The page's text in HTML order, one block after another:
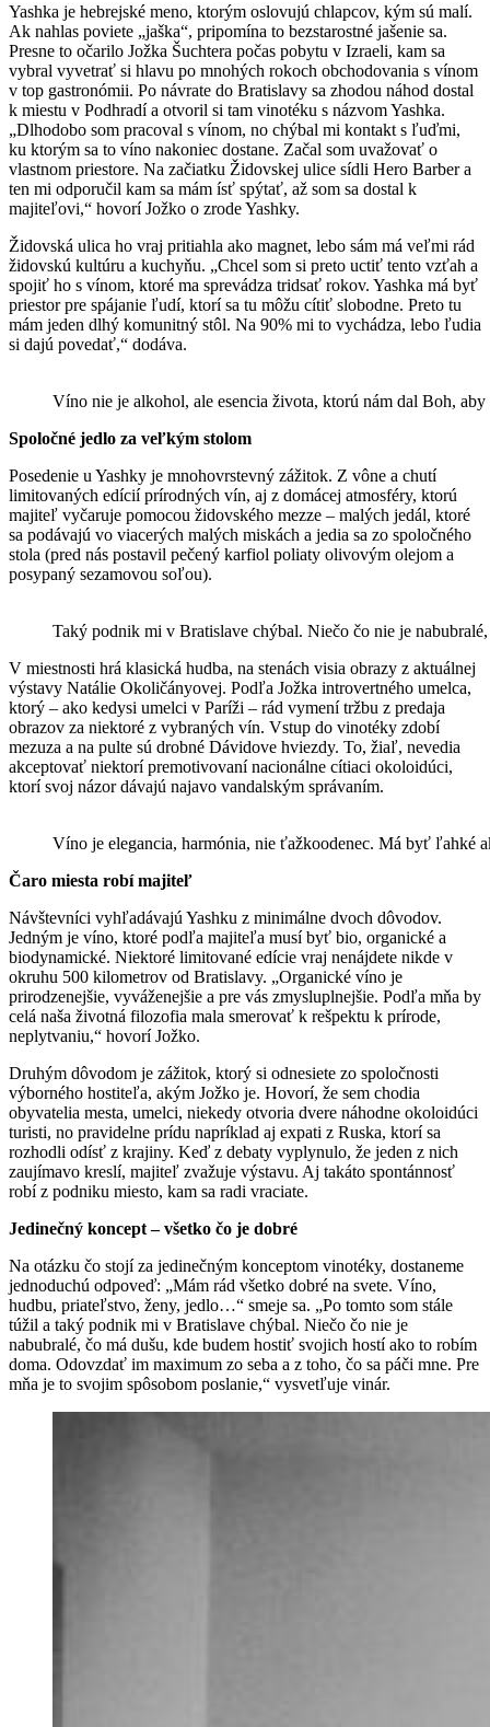
Yashka je hebrejské meno, ktorým oslovujú chlapcov, kým sú malí.
Ak nahlas poviete „jaška“, pripomína to bezstarostné jašenie sa.
Presne to očarilo Jožka Šuchtera počas pobytu v Izraeli, kam sa
vybral vyvetrať si hlavu po mnohých rokoch obchodovania s vínom
v top gastronómii. Po návrate do Bratislavy sa zhodou náhod dostal
k miestu v Podhradí a otvoril si tam vinotéku s názvom Yashka.
„Dlhodobo som pracoval s vínom, no chýbal mi kontakt s ľuďmi,
ku ktorým sa to víno nakoniec dostane. Začal som uvažovať o
vlastnom priestore. Na začiatku Židovskej ulice sídli Hero Barber a
ten mi odporučil kam sa mám ísť spýtať, až som sa dostal k
majiteľovi,“ hovorí Jožko o zrode Yashky.
Židovská ulica ho vraj pritiahla ako magnet, lebo sám má veľmi rád
židovskú kultúru a kuchyňu. „Chcel som si preto uctiť tento vzťah a
spojiť ho s vínom, ktoré ma sprevádza tridsať rokov. Yashka má byť
priestor pre spájanie ľudí, ktorí sa tu môžu cítiť slobodne. Preto tu
mám jeden dlhý komunitný stôl. Na 90% mi to vychádza, lebo ľudia
si dajú povedať,“ dodáva.
Víno nie je alkohol, ale esencia života, ktorú nám dal Boh,
Spoločné jedlo za veľkým stolom
Posedenie u Yashky je mnohovrstevný zážitok. Z vône a chutí
limitovaných edícií prírodných vín, aj z domácej atmosféry, ktorú
majiteľ vyčaruje pomocou židovského mezze – malých jedál, ktoré
sa podávajú vo viacerých malých miskách a jedia sa zo spoločného
stola (pred nás postavil pečený karfiol poliaty olivovým olejom a
posypaný sezamovou soľou).
Taký podnik mi v Bratislave chýbal. Niečo čo nie je
V miestnosti hrá klasická hudba, na stenách visia obrazy z aktuálnej
výstavy Natálie Okoličányovej. Podľa Jožka introvertného umelca,
ktorý – ako kedysi umelci v Paríži – rád vymení tržbu z predaja
obrazov za niektoré z vybraných vín. Vstup do vinotéky zdobí
mezuza a na pulte sú drobné Dávidove hviezdy. To, žiaľ, nevedia
akceptovať niektorí premotivovaní nacionálne cítiaci okoloidúci,
ktorí svoj názor dávajú najavo vandalským správaním.
Víno je elegancia, harmónia, nie ťažkoodenec. Má byť ľahké
Čaro miesta robí majiteľ
Návštevníci vyhľadávajú Yashku z minimálne dvoch dôvodov.
Jedným je víno, ktoré podľa majiteľa musí byť bio, organické a
biodynamické. Niektoré limitované edície vraj nenájdete nikde v
okruhu 500 kilometrov od Bratislavy. „Organické víno je
prirodzenejšie, vyváženejšie a pre vás zmysluplnejšie. Podľa mňa by
celá naša životná filozofia mala smerovať k rešpektu k prírode,
neplytvaniu,“ hovorí Jožko.
Druhým dôvodom je zážitok, ktorý si odnesiete zo spoločnosti
výborného hostiteľa, akým Jožko je. Hovorí, že sem chodia
obyvatelia mesta, umelci, niekedy otvoria dvere náhodne okoloidúci
turisti, no pravidelne prídu napríklad aj expati z Ruska, ktorí sa
rozhodli odísť z krajiny. Keď z debaty vyplynulo, že jeden z nich
zaujímavo kreslí, majiteľ zvažuje výstavu. Aj takáto spontánnosť
robí z podniku miesto, kam sa radi vraciate.
Jedinečný koncept – všetko čo je dobré
Na otázku čo stojí za jedinečným konceptom vinotéky, dostaneme
jednoduchú odpoveď: „Mám rád všetko dobré na svete. Víno,
hudbu, priateľstvo, ženy, jedlo…“ smeje sa. „Po tomto som stále
túžil a taký podnik mi v Bratislave chýbal. Niečo čo nie je
nabubralé, čo má dušu, kde budem hostiť svojich hostí ako to robím
doma. Odovzdať im maximum zo seba a z toho, čo sa páči mne. Pre
mňa je to svojim spôsobom poslanie,“ vysvetľuje vinár.